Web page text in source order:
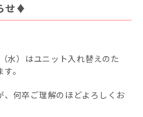
せ♦
水）はユニット入れ替えのた
。
、何卒ご理解のほどよろしくお